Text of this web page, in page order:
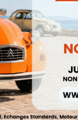
En